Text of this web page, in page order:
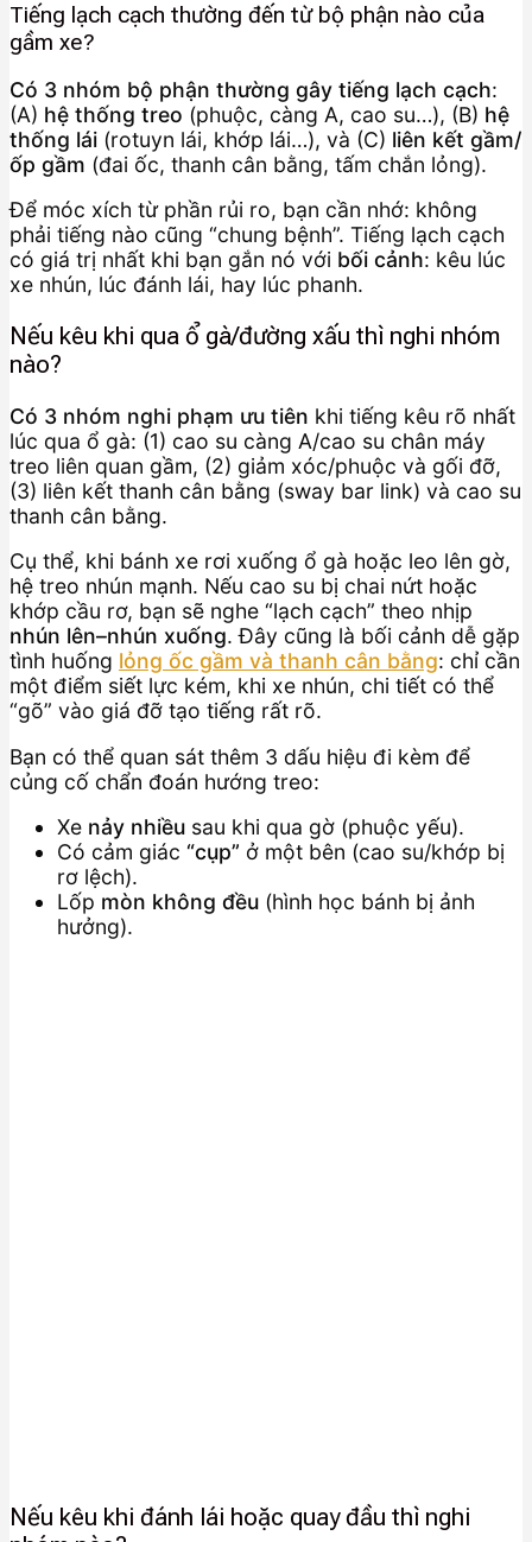
Tiếng lạch cạch thường đến từ bộ phận nào của
gầm xe?
Có 3 nhóm bộ phận thường gây tiếng lạch cạch:
(A) hệ thống treo (phuộc, càng A, cao su…), (B) hệ
thống lái (rotuyn lái, khớp lái…), và (C) liên kết gầm/
ốp gầm (đai ốc, thanh cân bằng, tấm chắn lỏng).
Để móc xích từ phần rủi ro, bạn cần nhớ: không
phải tiếng nào cũng “chung bệnh”. Tiếng lạch cạch
có giá trị nhất khi bạn gắn nó với bối cảnh: kêu lúc
xe nhún, lúc đánh lái, hay lúc phanh.
Nếu kêu khi qua ổ gà/đường xấu thì nghi nhóm
nào?
Có 3 nhóm nghi phạm ưu tiên khi tiếng kêu rõ nhất
lúc qua ổ gà: (1) cao su càng A/cao su chân máy
treo liên quan gầm, (2) giảm xóc/phuộc và gối đỡ,
(3) liên kết thanh cân bằng (sway bar link) và cao su
thanh cân bằng.
Cụ thể, khi bánh xe rơi xuống ổ gà hoặc leo lên gờ,
hệ treo nhún mạnh. Nếu cao su bị chai nứt hoặc
khớp cầu rơ, bạn sẽ nghe “lạch cạch” theo nhịp
nhún lên–nhún xuống. Đây cũng là bối cảnh dễ gặp
tình huống lỏng ốc gầm và thanh cân bằng: chỉ cần
một điểm siết lực kém, khi xe nhún, chi tiết có thể
“gõ” vào giá đỡ tạo tiếng rất rõ.
Bạn có thể quan sát thêm 3 dấu hiệu đi kèm để
củng cố chẩn đoán hướng treo:
Xe nảy nhiều sau khi qua gờ (phuộc yếu).
Có cảm giác “cụp” ở một bên (cao su/khớp bị
rơ lệch).
Lốp mòn không đều (hình học bánh bị ảnh
hưởng).
Nếu kêu khi đánh lái hoặc quay đầu thì nghi